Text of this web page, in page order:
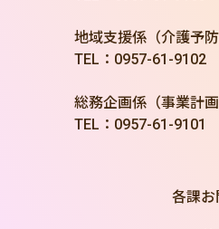
地域支援係（介護予防
TEL：0957-61-9102
総務企画係（事業計画
TEL：0957-61-9101
各課お